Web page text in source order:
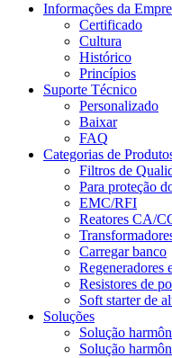
Informações da
Certificado
Cultura
Histórico
Princípios
Suporte Técnico
Personalizado
Baixar
FAQ
Categorias de
Filtros de
Para proteção
EMC/RFI
Reatores CA/
Carregar banco
Regeneradores
Resistores de
Soft starter de
Soluções
Solução
Solução